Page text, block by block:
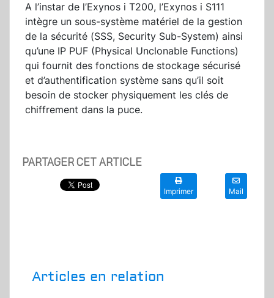
A l’instar de l’Exynos i T200, l’Exynos i S111
intègre un sous-système matériel de la gestion
de la sécurité (SSS, Security Sub-System) ainsi
qu’une IP PUF (Physical Unclonable Functions)
qui fournit des fonctions de stockage sécurisé
et d’authentification système sans qu’il soit
besoin de stocker physiquement les clés de
chiffrement dans la puce.
PARTAGER CET ARTICLE
Imprimer Mail
Articles en relation